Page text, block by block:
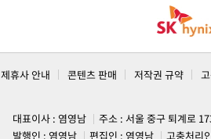
제휴사 안내 콘텐츠 판매 저작권 규약
대표이사 : 염영남
주소 : 서울 중구 퇴계로
발행인 : 염영남
편집인 : 염영남
고충처리